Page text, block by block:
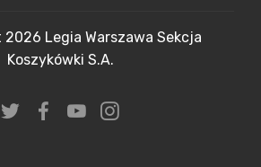
Legia Warszawa Sekcja
Koszykówki S.A.